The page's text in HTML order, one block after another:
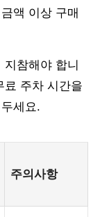
액 이상 구매
참해야 합니
료 주차 시간을
세요.
주의사항